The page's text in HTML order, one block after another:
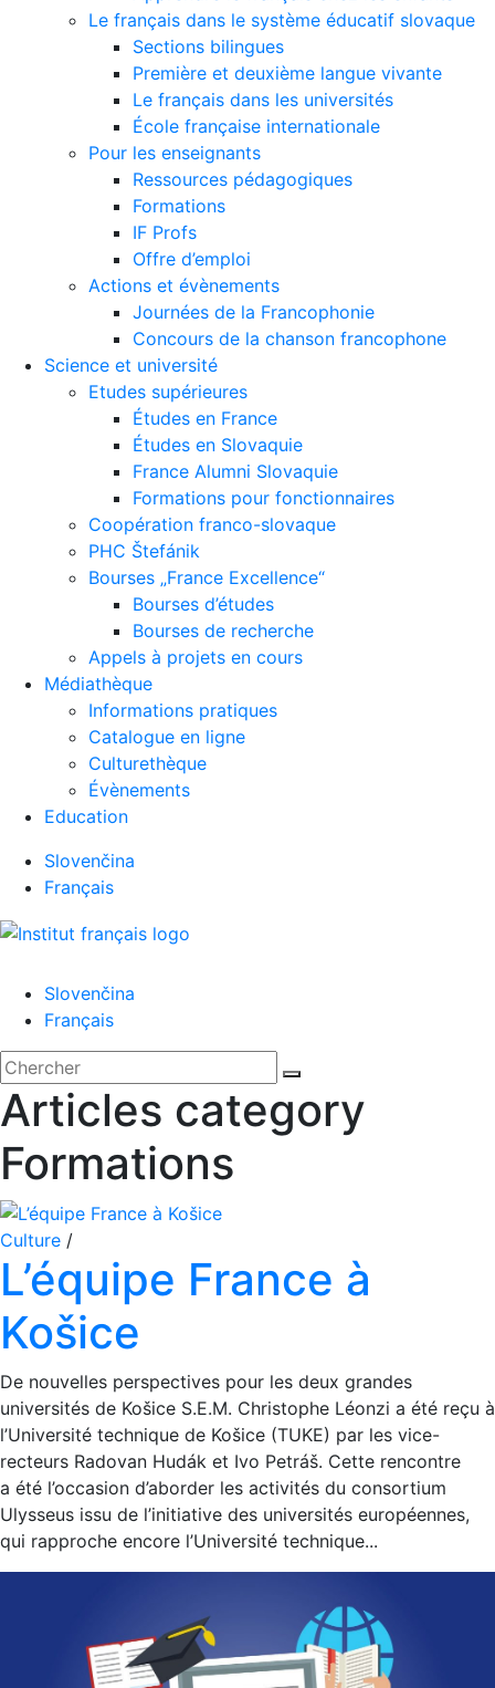
Le français dans le système éducatif slovaque
Sections bilingues
Première et deuxième langue vivante
Le français dans les universités
École française internationale
Pour les enseignants
Ressources pédagogiques
Formations
IF Profs
Offre d’emploi
Actions et évènements
Journées de la Francophonie
Concours de la chanson francophone
Science et université
Etudes supérieures
Études en France
Études en Slovaquie
France Alumni Slovaquie
Formations pour fonctionnaires
Coopération franco-slovaque
PHC Štefánik
Bourses „France Excellence“
Bourses d’études
Bourses de recherche
Appels à projets en cours
Médiathèque
Informations pratiques
Catalogue en ligne
Culturethèque
Évènements
Education
Slovenčina
Français
Slovenčina
Français
'.__('Search').'
Fermer
Rechercher:
Articles category
Formations
Culture /
L’équipe France à
Košice
De nouvelles perspectives pour les deux grandes
universités de Košice S.E.M. Christophe Léonzi a été reçu à
l’Université technique de Košice (TUKE) par les vice-
recteurs Radovan Hudák et Ivo Petráš. Cette rencontre
a été l’occasion d’aborder les activités du consortium
Ulysseus issu de l’initiative des universités européennes,
qui rapproche encore l’Université technique...